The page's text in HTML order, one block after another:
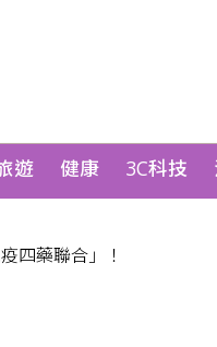
遊 健康 3C科技